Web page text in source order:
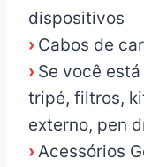
dispositivos
› Cabos de
› Se você
tripé, filtros,
externo, pen
›Acessórios